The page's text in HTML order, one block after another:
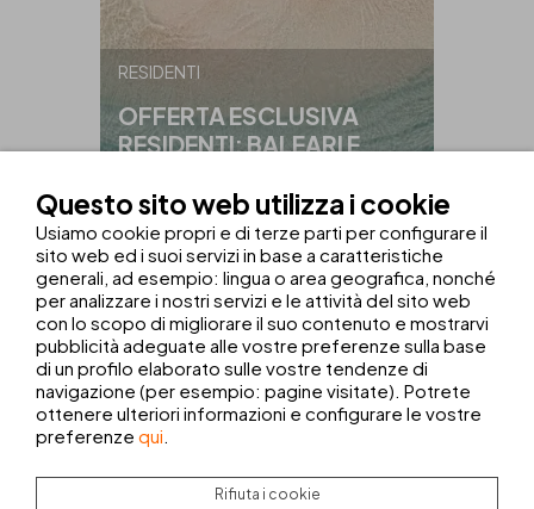
RESIDENTI
OFFERTA ESCLUSIVA
RESIDENTI: BALEARI E
15%SCONTO
VEDI L'OFFERTA
Divertimento per tutta la famiglia a
Lanzarote: piscina con scivoli, splash
park, miniclub e molto altro ancora!
Questo sito web utilizza i cookie
Usiamo cookie propri e di terze parti per configurare il
sito web ed i suoi servizi in base a caratteristiche
generali, ad esempio: lingua o area geografica, nonché
per analizzare i nostri servizi e le attività del sito web
con lo scopo di migliorare il suo contenuto e mostrarvi
pubblicità adeguate alle vostre preferenze sulla base
di un profilo elaborato sulle vostre tendenze di
navigazione (per esempio: pagine visitate). Potrete
ottenere ulteriori informazioni e configurare le vostre
preferenze qui.
Rifiuta i cookie